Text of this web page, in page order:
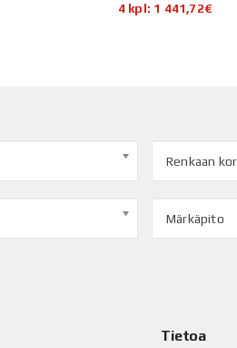
4 kpl: 1 441,72€
Renkaan
Märkäpito
Tietoa